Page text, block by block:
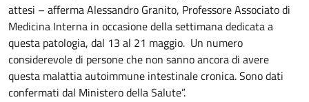
attesi – afferma Alessandro Granito, Professore Associato di
Medicina Interna in occasione della settimana dedicata a
questa patologia, dal 13 al 21 maggio. Un numero
considerevole di persone che non sanno ancora di avere
questa malattia autoimmune intestinale cronica. Sono dati
confermati dal Ministero della Salute”.